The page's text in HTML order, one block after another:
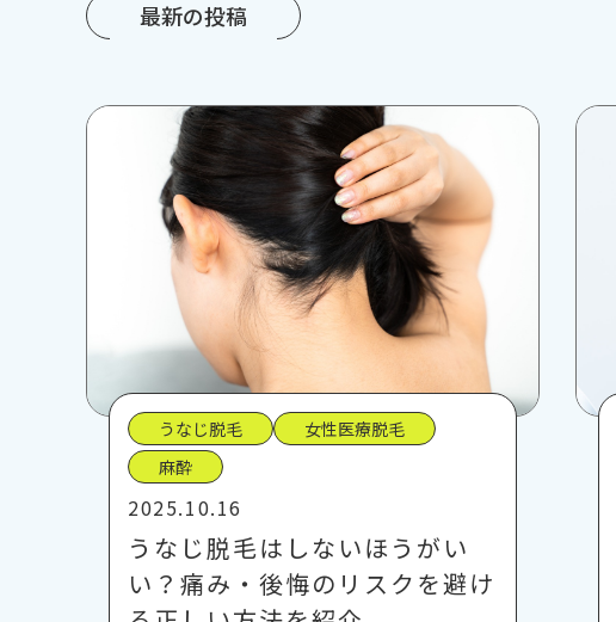
最新の投稿
うなじ脱毛
女性医療脱毛
麻酔
2025.10.16
うなじ脱毛はしないほうがい
い？痛み・後悔のリスクを避け